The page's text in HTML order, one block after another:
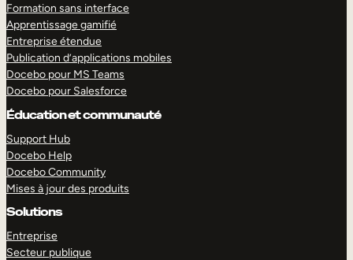
Formation sans interface
Apprentissage gamifié
Entreprise étendue
Publication d’applications mobiles
Docebo pour MS Teams
Docebo pour Salesforce
Éducation et communauté
Support Hub
Docebo Help
Docebo Community
Mises à jour des produits
Solutions
Entreprise
Secteur publique